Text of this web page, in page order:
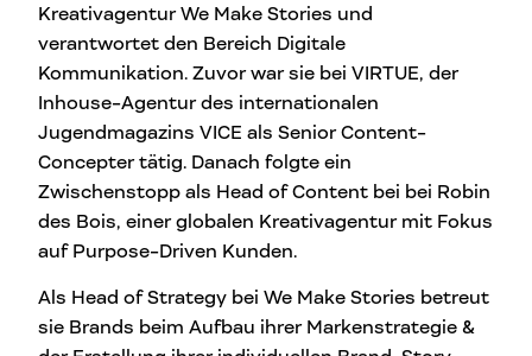
Kreativagentur We Make Stories und
verantwortet den Bereich Digitale
Kommunikation. Zuvor war sie bei VIRTUE, der
Inhouse-Agentur des internationalen
Jugendmagazins VICE als Senior Content-
Concepter tätig. Danach folgte ein
Zwischenstopp als Head of Content bei bei Robin
des Bois, einer globalen Kreativagentur mit Fokus
auf Purpose-Driven Kunden.
Als Head of Strategy bei We Make Stories betreut
sie Brands beim Aufbau ihrer Markenstrategie &